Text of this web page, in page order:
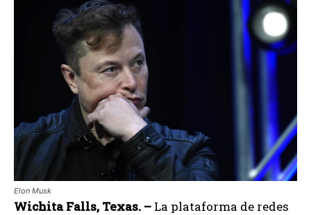
Elon Musk
Wichita Falls, Texas. – La plataforma de redes